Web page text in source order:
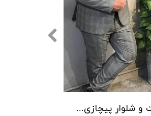
کت و شلوار پیچازی بردان رنگ 001